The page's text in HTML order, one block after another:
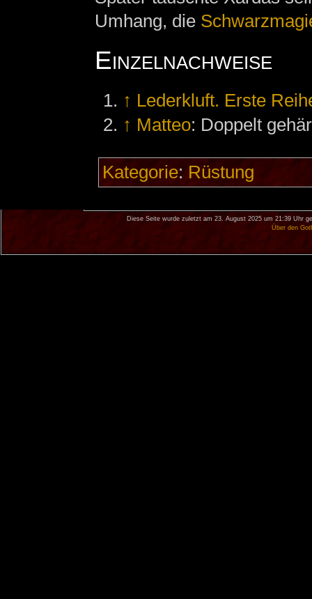
Umhang, die
Einzelnachweise
↑ Lederkluft. Erste
↑ Matteo: Doppelt
Kategorie: Rüstung
Diese Seite wurde zuletzt am 23. August 2025 um 21:39 Uhr
Über den